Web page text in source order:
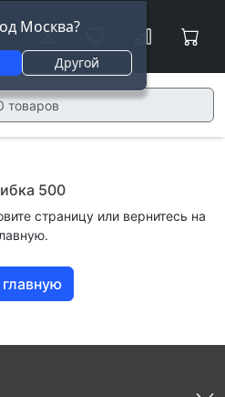
Москва?
Другой
500
страницу или вернитесь на